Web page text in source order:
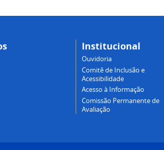
Institucional
Ouvidoria
Comitê de Inclusão e
Acessibilidade
Acesso à Informação
Comissão Permanente de
Avaliação